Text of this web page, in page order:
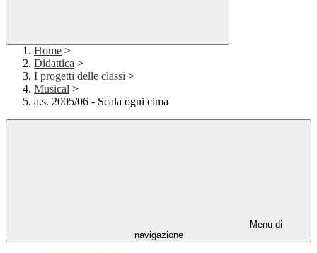
Home >
Didattica >
I progetti delle classi >
Musical >
a.s. 2005/06 - Scala ogni cima
Menu di
navigazione